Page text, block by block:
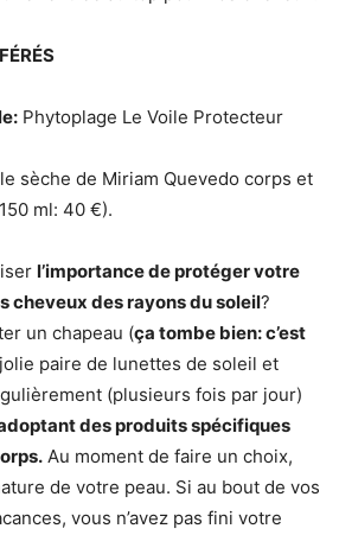
Phytoplage Le Voile Protecteur
sèche de Miriam Quevedo corps et
ml: 40 €).
l’importance de protéger votre
cheveux des rayons du soleil?
un chapeau (ça tombe bien: c’est
paire de lunettes de soleil et
(plusieurs fois par jour)
des produits spécifiques
Au moment de faire un choix,
de votre peau. Si au bout de vos
vous n’avez pas fini votre